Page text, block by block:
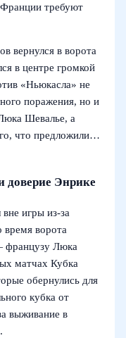
требуют
вернулся в ворота
в центре громкой
«Ньюкасла» не
поражения, но и
Шевалье, а
что предложили…
доверие Энрике
игры из‑за
время ворота
французу Люка
матчах Кубка
обернулись для
кубка от
выживание в